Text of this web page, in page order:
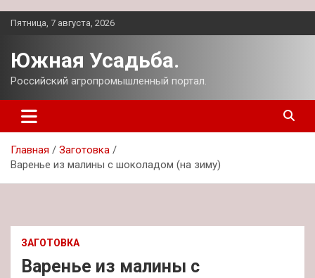
Перейти
Пятница, 7 августа, 2026
Южная Усадьба.
Российский агропромышленный портал.
Главная
Заготовка
Варенье из малины с шоколадом (на зиму)
ЗАГОТОВКА
Варенье из малины с